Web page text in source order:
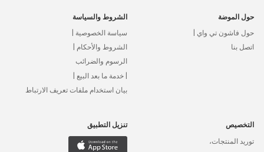
حول الموضة
حول فاشون تي واي |
اتصل بنا
الشروط والسياسة
سياسة الخصوصية |
الشروط والأحكام |
الرسوم والضرائب
| خدمة ما بعد البيع |
بيان استخدام ملفات تعريف الارتباط
التخصيص
توريد المنتجات،
تنزيل التطبيق